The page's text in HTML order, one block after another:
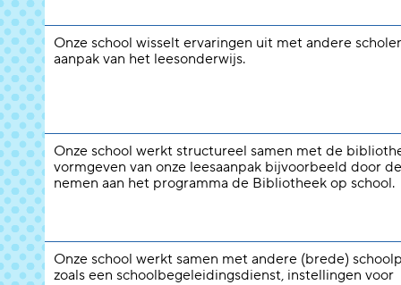
Onze school wisselt ervaringen uit met andere
aanpak van het leesonderwijs.
Onze school werkt structureel samen met de
vormgeven van onze leesaanpak bijvoorbeeld door
nemen aan het programma de Bibliotheek op school.
Onze school werkt samen met andere (brede)
zoals een schoolbegeleidingsdienst, instellingen voor